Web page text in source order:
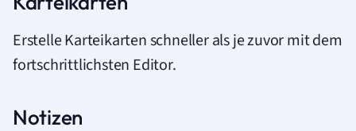
Erstelle Karteikarten schneller als je zuvor mit dem
fortschrittlichsten Editor.
Notizen